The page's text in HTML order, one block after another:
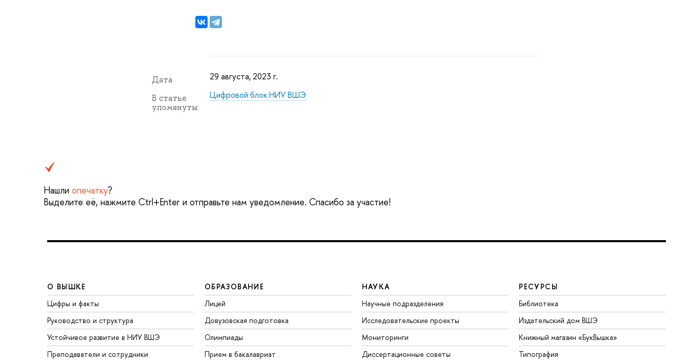
Дата 29 августа, 2023 г.
В статье
упомянуты
Цифровой блок НИУ ВШЭ
Нашли опечатку?
Выделите её, нажмите Ctrl+Enter и отправьте нам уведомление. Спасибо за участие!
О ВЫШКЕ
Цифры и факты
Руководство и структура
Устойчивое развитие в НИУ ВШЭ
Преподаватели и сотрудники
ОБРАЗОВАНИЕ
Лицей
Довузовская подготовка
Олимпиады
Прием в бакалавриат
НАУКА
Научные подразделения
Исследовательские проекты
Мониторинги
Диссертационные советы
РЕСУРСЫ
Библиотека
Издательский дом ВШЭ
Книжный магазин «БукВышка»
Типография